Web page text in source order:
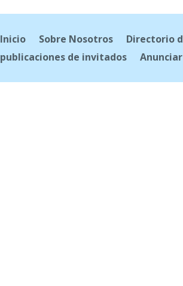
Inicio Sobre Nosotros Directorio
publicaciones de invitados